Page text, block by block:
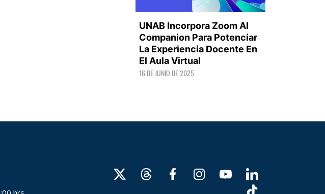
LEER +
UNAB Incorpora Zoom AI
Companion Para Potenciar
La Experiencia Docente En
El Aula Virtual
16 DE JUNIO DE 2025